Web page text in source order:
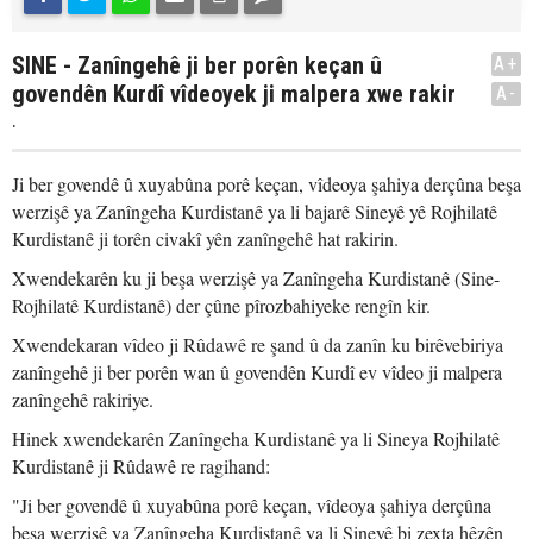
SINE - Zanîngehê ji ber porên keçan û
govendên Kurdî vîdeoyek ji malpera xwe rakir
.
A+
A-
Ji ber govendê û xuyabûna porê keçan, vîdeoya şahiya derçûna beşa
werzişê ya Zanîngeha Kurdistanê ya li bajarê Sineyê yê Rojhilatê
Kurdistanê ji torên civakî yên zanîngehê hat rakirin.
Xwendekarên ku ji beşa werzişê ya Zanîngeha Kurdistanê (Sine-
Rojhilatê Kurdistanê) der çûne pîrozbahiyeke rengîn kir.
Xwendekaran vîdeo ji Rûdawê re şand û da zanîn ku birêvebiriya
zanîngehê ji ber porên wan û govendên Kurdî ev vîdeo ji malpera
zanîngehê rakiriye.
Hinek xwendekarên Zanîngeha Kurdistanê ya li Sineya Rojhilatê
Kurdistanê ji Rûdawê re ragihand:
"Ji ber govendê û xuyabûna porê keçan, vîdeoya şahiya derçûna
beşa werzişê ya Zanîngeha Kurdistanê ya li Sineyê bi zexta hêzên